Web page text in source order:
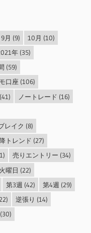
9月 (9) 10月 (10)
年(35)
(59)
口座 (106)
(41) ノートレード (16)
レイク (8)
トレンド (27)
売りエントリー (34)
火曜日 (22)
第3週 (42) 第4週 (29)
逆張り (14)
(30)